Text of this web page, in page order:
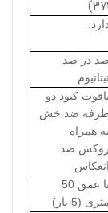
371)
صد در صد
یاقوت کبود دو
ضد خش
به همراه
روکش ضد
انعکاس
تا عمق 50
متری (5 بار)